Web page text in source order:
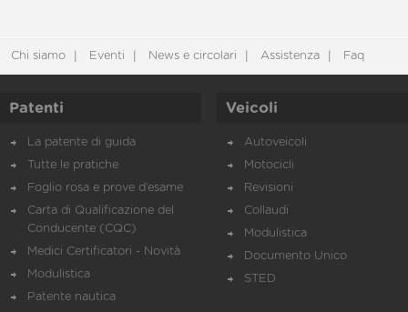
Chi siamo Eventi News e circolari Assistenza Faq
Patenti
La patente di guida
Tutte le pratiche
Foglio rosa e prove d’esame
Carta di Qualificazione del
Conducente (CQC)
Medici Certificatori - Novità
Modulistica
Patente nautica
Veicoli
Autoveicoli
Motocicli
Revisioni
Collaudi
Modulistica
Documento Unico
STED